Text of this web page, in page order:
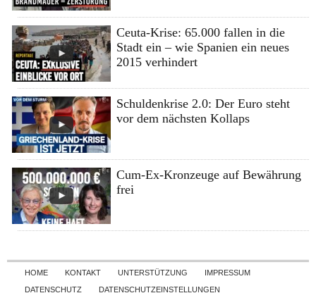
Ceuta-Krise: 65.000 fallen in die
Stadt ein – wie Spanien ein neues
2015 verhindert
Schuldenkrise 2.0: Der Euro steht
vor dem nächsten Kollaps
Cum-Ex-Kronzeuge auf Bewährung
frei
Skip to content
HOME KONTAKT UNTERSTÜTZUNG
IMPRESSUM
DATENSCHUTZ
DATENSCHUTZEINSTELLUNGEN